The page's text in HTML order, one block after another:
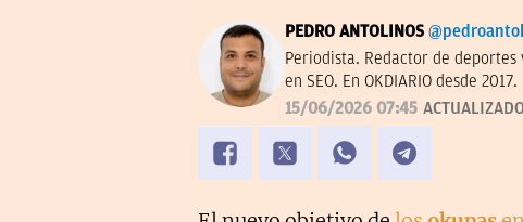
PEDRO ANTOLINOS
Periodista. Redactor de
en SEO. En OKDIARIO desde 2017.
15/06/2026 07:45